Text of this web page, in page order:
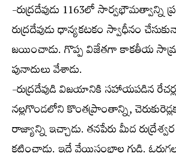
-రుద్రదేవుడు 1163లో సార్వభౌమత్వాన్ని
రుద్రదేవుడు ధాన్యకటకం స్వాధీనం
జయించాడు. గొప్ప విజేతగా కాకతీయ
పునాదులు వేశాడు.
-రుద్రదేవుడి విజయానికి సహాయపడిన రేచర్ల
నల్లగొండలోని కొంతప్రాంతాన్ని,
రాజ్యాన్ని ఇచ్చాడు. తనపేరు మీద